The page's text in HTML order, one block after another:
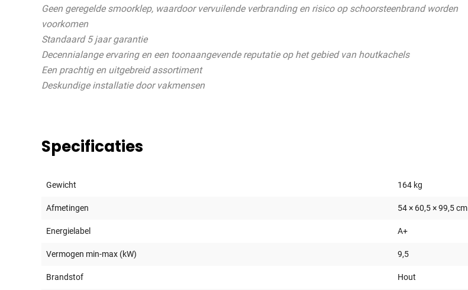
Geen geregelde smoorklep, waardoor vervuilende verbranding en risico op schoorsteenbrand worden
voorkomen
Standaard 5 jaar garantie
Decennialange ervaring en een toonaangevende reputatie op het gebied van houtkachels
Een prachtig en uitgebreid assortiment
Deskundige installatie door vakmensen
Specificaties
Gewicht 164 kg
Afmetingen 54 × 60,5 × 99,5 cm
Energielabel A+
Vermogen min-max (kW) 9,5
Brandstof Hout